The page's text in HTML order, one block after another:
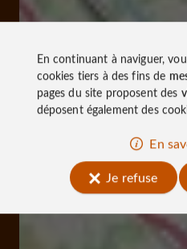
En continuant à naviguer,
cookies tiers à des fins de
pages du site proposent des
déposent également des
En
Je refuse